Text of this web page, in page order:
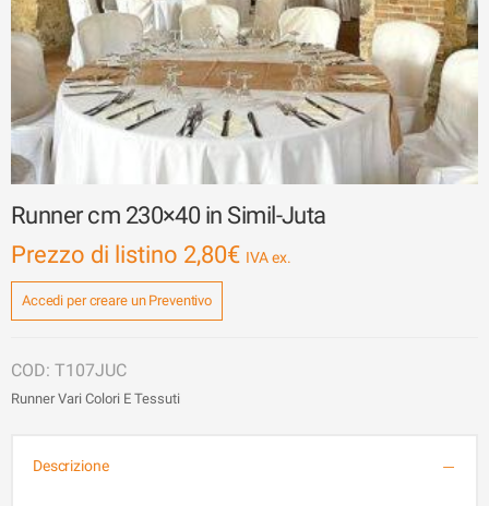
Runner cm 230×40 in Simil-Juta
Prezzo di listino 2,80€
Accedi per creare un Preventivo
T107JUC
Runner Vari Colori E Tessuti
Descrizione